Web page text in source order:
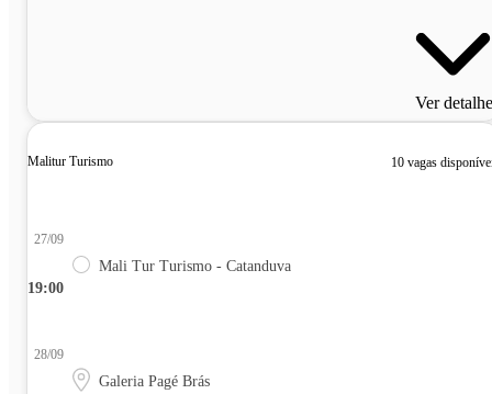
Ver
Malitur Turismo 10 vagas
19:00
27/09
Mali Tur Turismo - Catanduva
28/09
Galeria Pagé Brás